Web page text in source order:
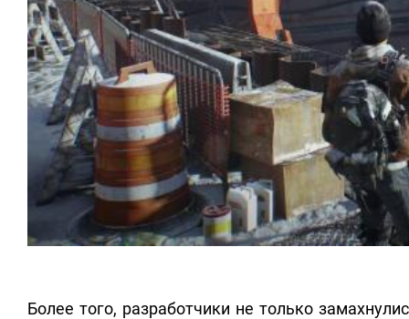
Более того, разработчики не только